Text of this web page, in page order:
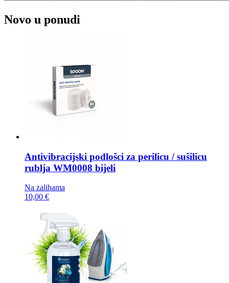
Novo u ponudi
Antivibracijski podlošci za perilicu / sušilicu
rublja WM0008 bijeli
Na zalihama
10,00 €